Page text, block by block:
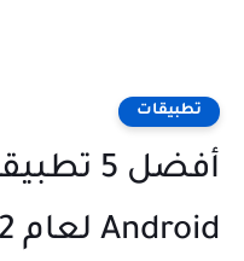
تطبيقات
أفضل 5
Android لعام 2022